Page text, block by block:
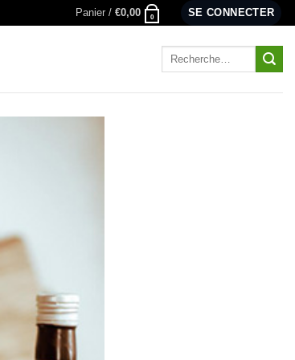
Panier / €0,00 0 SE CONNECTER
Recherche